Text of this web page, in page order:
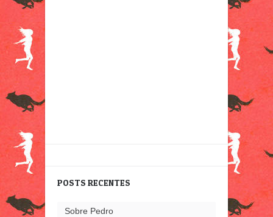
POSTS RECENTES
Sobre Pedro